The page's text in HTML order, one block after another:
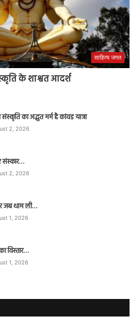
साहित्य जगत
के शाश्वत आदर्श
का अद्भुत मर्म है कांवड़ यात्रा
2, 2026
2, 2026
जब थाम ली…
1, 2026
विस्तार…
1, 2026